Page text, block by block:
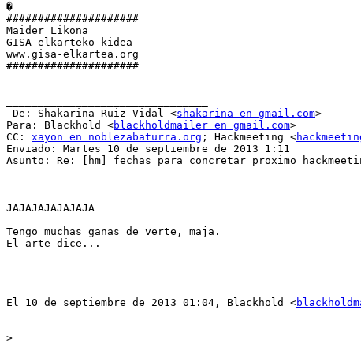
�
#####################
Maider Likona
GISA elkarteko kidea
www.gisa-elkartea.org
#####################
De: Shakarina Ruiz Vidal <shakarina en gmail.com>
Para: Blackhold <blackholdmailer en gmail.com>
CC: xayon en noblezabaturra.org ; Hackmeeting <
Enviado: Martes 10 de septiembre de 2013 1:11
Asunto: Re: [hm] fechas para concretar proximo
JAJAJAJAJAJAJA
Tengo muchas ganas de verte, maja.
El arte dice...
El 10 de septiembre de 2013 01:04, Blackhold <
>